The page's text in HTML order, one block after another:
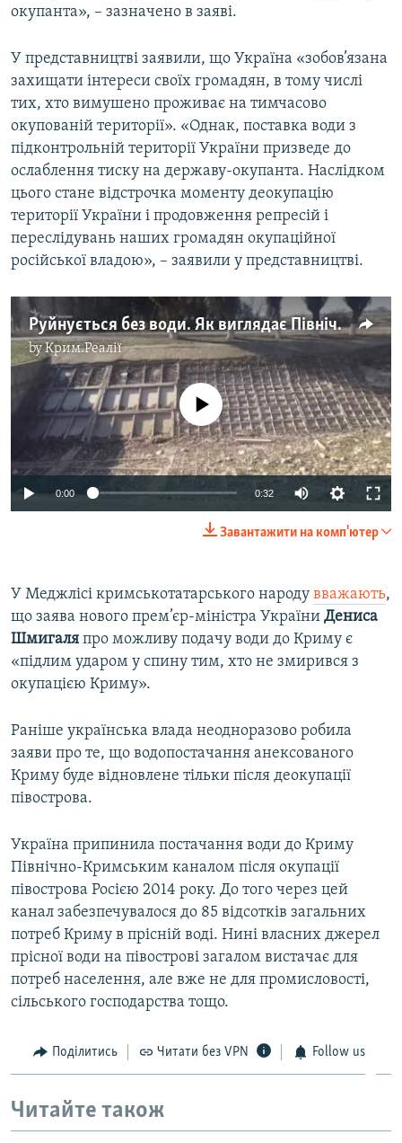
окупанта», – зазначено в заяві.
У представництві заявили, що Україна «зобов’язана
захищати інтереси своїх громадян, в тому числі
тих, хто вимушено проживає на тимчасово
окупованій території». «Однак, поставка води з
підконтрольній території України призведе до
ослаблення тиску на державу-окупанта. Наслідком
цього стане відстрочка моменту деокупацію
території України і продовження репресій і
переслідувань наших громадян окупаційної
російської владою», – заявили у представництві.
Руйнується без води. Як виглядає Північно-Кримський канал (відео)
byКрим.Реалії
No media source currently available
0:00 0:32
Завантажити на комп'ютер
У Меджлісі кримськотатарського народу вважають,
що заява нового прем’єр-міністра України Дениса
Шмигаля про можливу подачу води до Криму є
«підлим ударом у спину тим, хто не змирився з
окупацією Криму».
Раніше українська влада неодноразово робила
заяви про те, що водопостачання анексованого
Криму буде відновлене тільки після деокупації
півострова.
Україна припинила постачання води до Криму
Північно-Кримським каналом після окупації
півострова Росією 2014 року. До того через цей
канал забезпечувалося до 85 відсотків загальних
потреб Криму в прісній воді. Нині власних джерел
прісної води на півострові загалом вистачає для
потреб населення, але вже не для промисловості,
сільського господарства тощо.
Поділитись Читати без VPN Follow us
Читайте також